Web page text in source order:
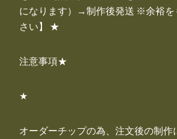
になります）→制作後発送 ※余裕を
さい】 ★
注意事項★
★
オーダーチップの為、注文後の制作